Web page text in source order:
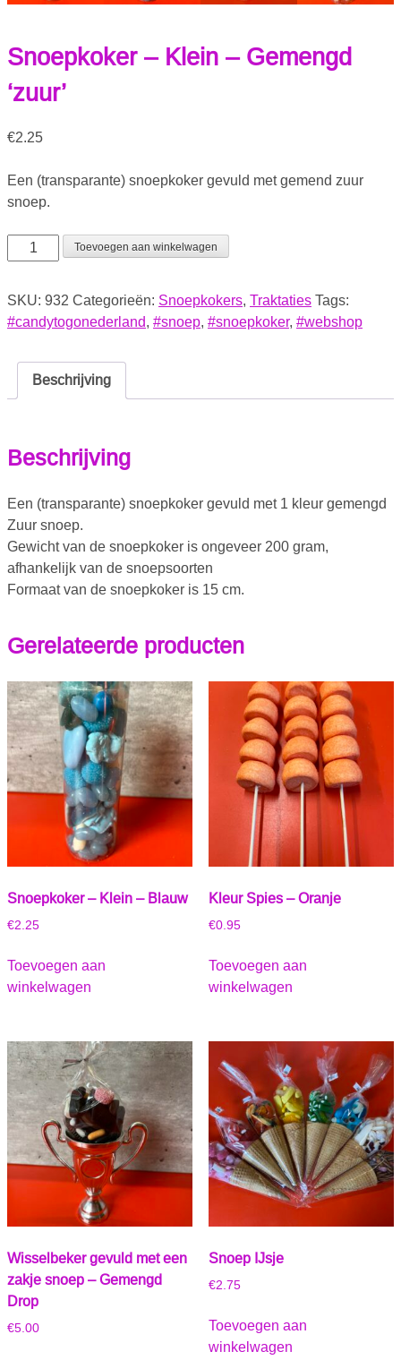
Snoepkoker – Klein – Gemengd
‘zuur’
€2.25
Een (transparante) snoepkoker gevuld met gemend zuur
snoep.
Toevoegen aan winkelwagen
SKU: 932 Categorieën: Snoepkokers, Traktaties Tags:
#candytogonederland, #snoep, #snoepkoker, #webshop
Beschrijving
Beschrijving
Een (transparante) snoepkoker gevuld met 1 kleur gemengd
Zuur snoep.
Gewicht van de snoepkoker is ongeveer 200 gram,
afhankelijk van de snoepsoorten
Formaat van de snoepkoker is 15 cm.
Gerelateerde producten
Snoepkoker – Klein – Blauw
€2.25
Toevoegen aan
winkelwagen
Kleur Spies – Oranje
€0.95
Toevoegen aan
winkelwagen
Wisselbeker gevuld met een
zakje snoep – Gemengd
Drop
€5.00
Snoep IJsje
€2.75
Toevoegen aan
winkelwagen